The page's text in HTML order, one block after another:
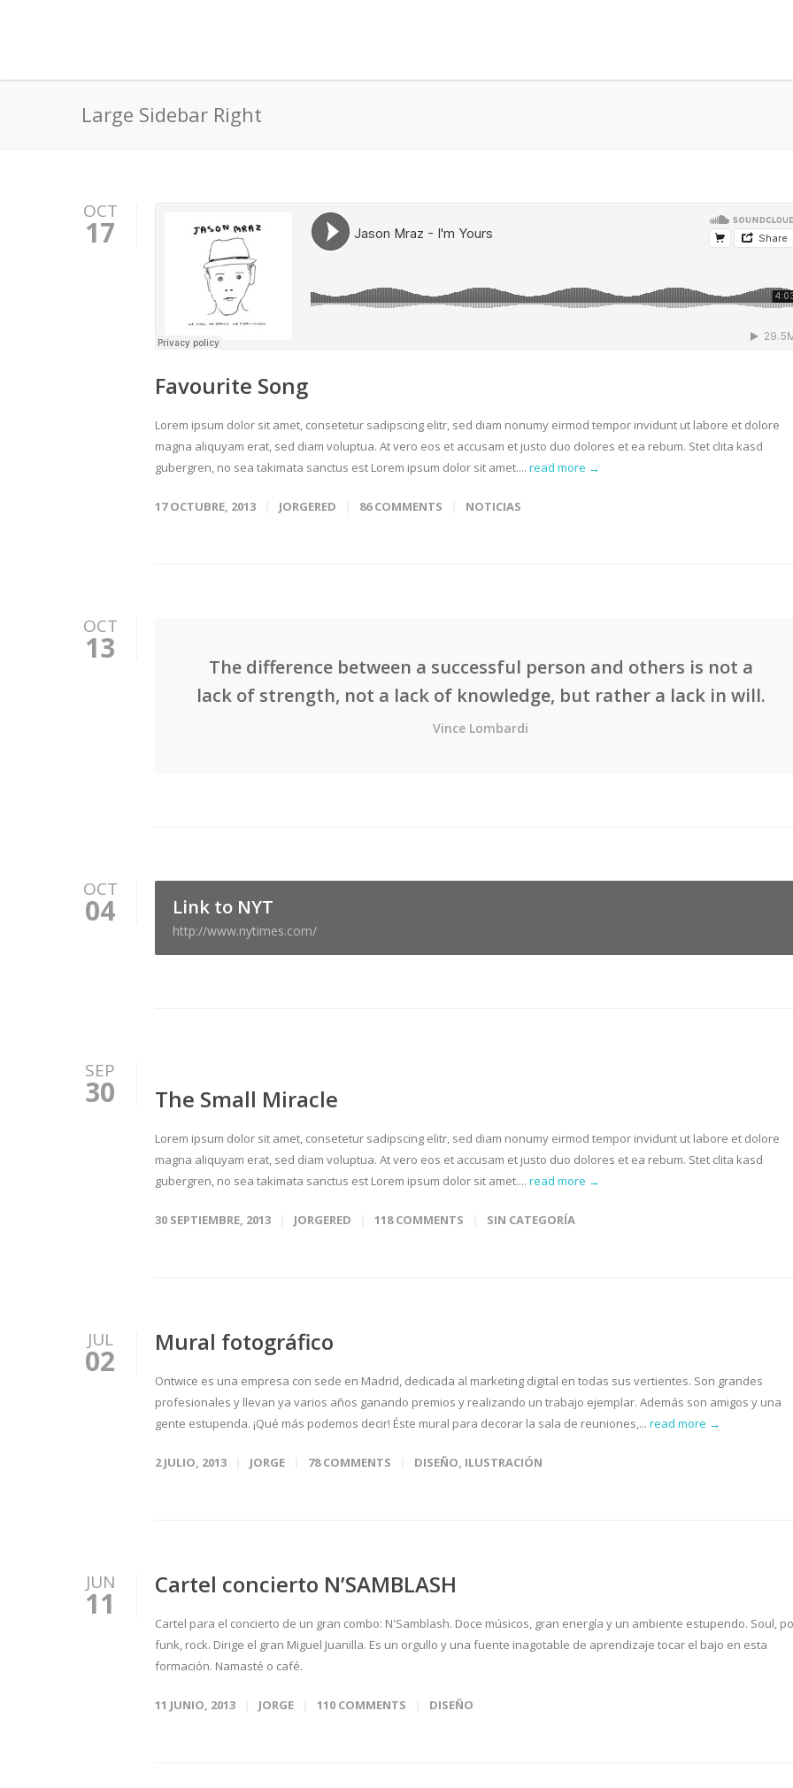
Large Sidebar Right
OCT
17
Favourite Song
Lorem ipsum dolor sit amet, consetetur sadipscing elitr, sed diam nonumy eirmod tempor invidunt ut labore et dolore
magna aliquyam erat, sed diam voluptua. At vero eos et accusam et justo duo dolores et ea rebum. Stet clita kasd
gubergren, no sea takimata sanctus est Lorem ipsum dolor sit amet.... read more →
17 OCTUBRE, 2013 JORGERED 86 COMMENTS NOTICIAS
OCT
13
The difference between a successful person and others is not a
lack of strength, not a lack of knowledge, but rather a lack in will.
Vince Lombardi
OCT
04 Link to NYT
http://www.nytimes.com/
SEP
30 The Small Miracle
Lorem ipsum dolor sit amet, consetetur sadipscing elitr, sed diam nonumy eirmod tempor invidunt ut labore et dolore
magna aliquyam erat, sed diam voluptua. At vero eos et accusam et justo duo dolores et ea rebum. Stet clita kasd
gubergren, no sea takimata sanctus est Lorem ipsum dolor sit amet.... read more →
30 SEPTIEMBRE, 2013 JORGERED 118 COMMENTS SIN CATEGORÍA
JUL
02
Mural fotográfico
Ontwice es una empresa con sede en Madrid, dedicada al marketing digital en todas sus vertientes. Son grandes
profesionales y llevan ya varios años ganando premios y realizando un trabajo ejemplar. Además son amigos y una
gente estupenda. ¡Qué más podemos decir! Éste mural para decorar la sala de reuniones,... read more →
2 JULIO, 2013 JORGE 78 COMMENTS DISEÑO, ILUSTRACIÓN
JUN
11
Cartel concierto N’SAMBLASH
Cartel para el concierto de un gran combo: N'Samblash. Doce músicos, gran energía y un ambiente estupendo. Soul,
funk, rock. Dirige el gran Miguel Juanilla. Es un orgullo y una fuente inagotable de aprendizaje tocar el bajo en esta
formación. Namasté o café.
11 JUNIO, 2013 JORGE 110 COMMENTS DISEÑO